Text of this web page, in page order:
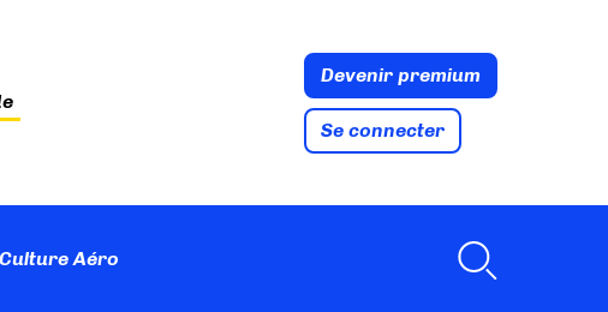
Devenir premium
Se connecter
Culture Aéro